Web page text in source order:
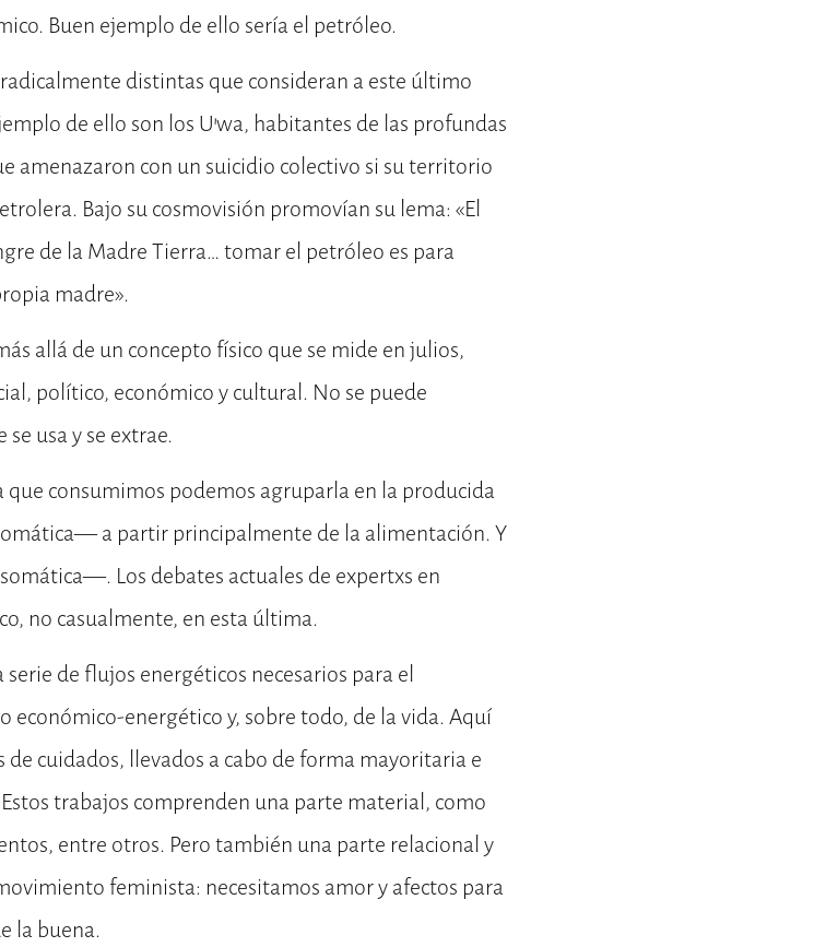
Buen ejemplo de ello sería el petróleo.
distintas que consideran a este último
de ello son los U’wa, habitantes de las profundas
amenazaron con un suicidio colectivo si su territorio
Bajo su cosmovisión promovían su lema: «El
de la Madre Tierra… tomar el petróleo es para
madre».
allá de un concepto físico que se mide en julios,
político, económico y cultural. No se puede
usa y se extrae.
que consumimos podemos agruparla en la producida
a partir principalmente de la alimentación. Y
Los debates actuales de expertxs en
no casualmente, en esta última.
de flujos energéticos necesarios para el
energético y, sobre todo, de la vida. Aquí
cuidados, llevados a cabo de forma mayoritaria e
trabajos comprenden una parte material, como
entre otros. Pero también una parte relacional y
feminista: necesitamos amor y afectos para
la buena.